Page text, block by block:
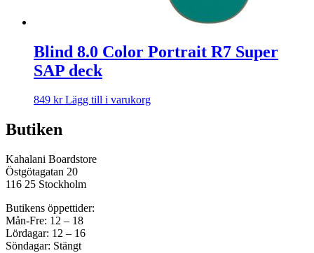
Blind 8.0 Color Portrait R7 Super
SAP deck
849 kr Lägg till i varukorg
Butiken
Kahalani Boardstore
Östgötagatan 20
116 25 Stockholm
Butikens öppettider:
Mån-Fre: 12 – 18
Lördagar: 12 – 16
Söndagar: Stängt